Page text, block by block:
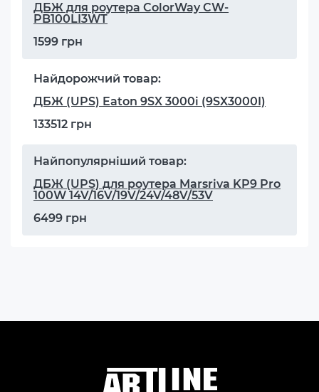
ДБЖ для роутера ColorWay CW-
PB100LI3WT
1599 грн
Найдорожчий товар:
ДБЖ (UPS) Eaton 9SX 3000i (9SX3000I)
133512 грн
Найпопулярніший товар:
ДБЖ (UPS) для роутера Marsriva KP9 Pro
100W 14V/16V/19V/24V/48V/53V
6499 грн